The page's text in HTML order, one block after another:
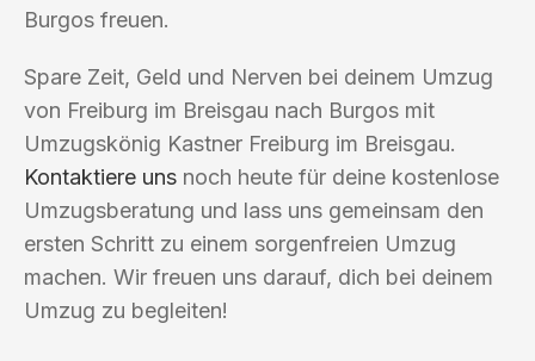
Burgos freuen.
Spare Zeit, Geld und Nerven bei deinem Umzug
von Freiburg im Breisgau nach Burgos mit
Umzugskönig Kastner Freiburg im Breisgau.
Kontaktiere uns noch heute für deine kostenlose
Umzugsberatung und lass uns gemeinsam den
ersten Schritt zu einem sorgenfreien Umzug
machen. Wir freuen uns darauf, dich bei deinem
Umzug zu begleiten!